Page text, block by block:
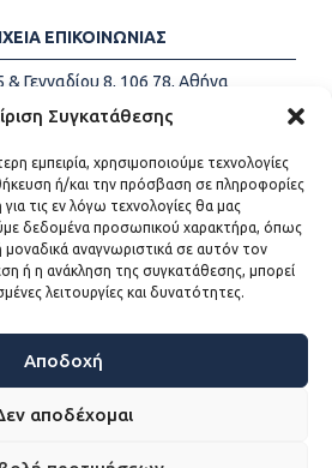
Συγκατάθεσης
εμπειρία, χρησιμοποιούμε τεχνολογίες
ή/και την πρόσβαση σε πληροφορίες
τις εν λόγω τεχνολογίες θα μας
δεδομένα προσωπικού χαρακτήρα, όπως
αναγνωριστικά σε αυτόν τον
ή η ανάκληση της συγκατάθεσης, μπορεί
λειτουργίες και δυνατότητες.
Αποδοχή
αποδέχομαι
ΕΠΙΚΟΙΝΩΝΙΑΣ
& Γενναδίου 8, 106 78, Αθήνα
+30 213-2147500
Email:
info@kede.gr
ΣΥΝΔΕΣΜΟΙ
Η ΚΕΔΕ
Επικοινωνία
Sitemap
Προσβασιμότητα
Όροι χρήσης